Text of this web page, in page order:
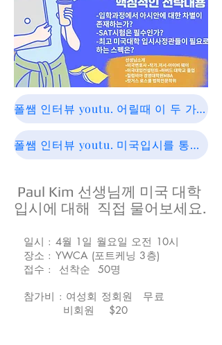
폴쌤 인터뷰 youtu. 어릴때 이 두 가지를 키우면 아이는 어나더 레벨이 될 수있다.
폴쌤 인터뷰 youtu. 미국입시를 통해 우리나라 입시 예측해보기
Paul Kim 선생님께 미국 대학
입시에 대해 직접 물어보세요.
일시 : 4월 1일 월요일 오전 10시
장소 : YWCA (포트케닝 3층)
접수 : 선착순 50명
참가비 : 여성회 정회원 무료
비회원 $20